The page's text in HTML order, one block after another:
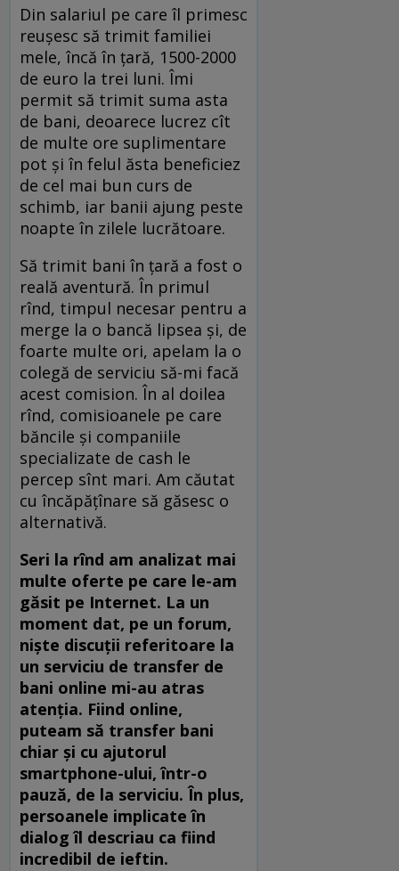
Din salariul pe care îl primesc
reușesc să trimit familiei
mele, încă în țară, 1500-2000
de euro la trei luni. Îmi
permit să trimit suma asta
de bani, deoarece lucrez cît
de multe ore suplimentare
pot și în felul ăsta beneficiez
de cel mai bun curs de
schimb, iar banii ajung peste
noapte în zilele lucrătoare.
Să trimit bani în țară a fost o
reală aventură. În primul
rînd, timpul necesar pentru a
merge la o bancă lipsea și, de
foarte multe ori, apelam la o
colegă de serviciu să-mi facă
acest comision. În al doilea
rînd, comisioanele pe care
băncile și companiile
specializate de cash le
percep sînt mari. Am căutat
cu încăpățînare să găsesc o
alternativă.
Seri la rînd am analizat mai
multe oferte pe care le-am
găsit pe Internet. La un
moment dat, pe un forum,
niște discuții referitoare la
un serviciu de transfer de
bani online mi-au atras
atenția. Fiind online,
puteam să transfer bani
chiar și cu ajutorul
smartphone-ului, într-o
pauză, de la serviciu. În plus,
persoanele implicate în
dialog îl descriau ca fiind
incredibil de ieftin.